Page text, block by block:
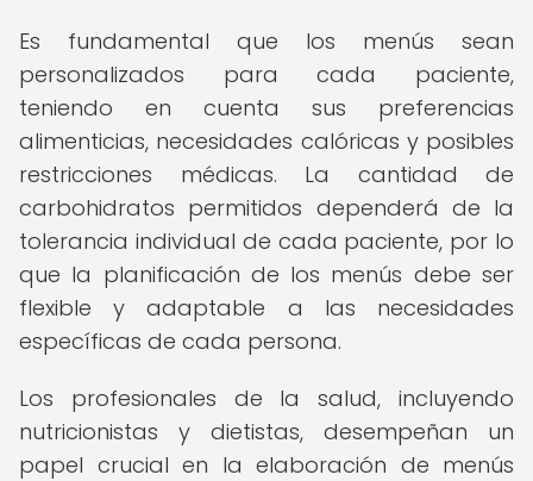
Es fundamental que los menús sean
personalizados para cada paciente,
teniendo en cuenta sus preferencias
alimenticias, necesidades calóricas y posibles
restricciones médicas. La cantidad de
carbohidratos permitidos dependerá de la
tolerancia individual de cada paciente, por lo
que la planificación de los menús debe ser
flexible y adaptable a las necesidades
específicas de cada persona.
Los profesionales de la salud, incluyendo
nutricionistas y dietistas, desempeñan un
papel crucial en la elaboración de menús